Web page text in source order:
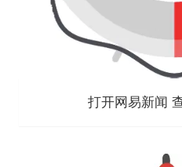
打开网易新闻